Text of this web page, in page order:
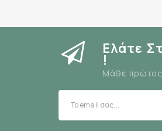
συμπτωμάτων όπως
δράση
απελευθέρωση της ισταμίνης
Ελάτε
!
Μάθε πρώτος